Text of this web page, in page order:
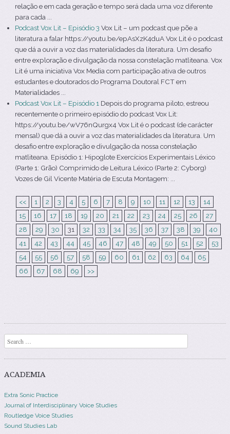
relação e em cada geração e tempo será dada uma voz diferente
para cada ...
Podcast Vox Lit – Episódio 3 Vox Lit – um podcast que põe a
literatura a falar https://youtu.be/epAsXzK4duA Vox Lit é o podcast
que dá a ouvir a voz das materialidades da literatura. Um desafio
entre exploração e divulgação da nossa constelação matliteana. Vox
Lit é uma iniciativa Vox Media com participação ativa de outros
estudantes e doutorados do Programa Doutoral FCT em
Materialidades ...
Podcast Vox Lit – Episódio 1 Depois do programa piloto, estreou
recentemente o primeiro episódio do podcast Vox Lit:
https://youtu.be/wV76nQurgx4 Vox Lit é o podcast (de carácter
mensal) que dá a ouvir a voz das materialidades da literatura. Um
desafio entre exploração e divulgação da nossa constelação
matliteana. Episódio 1: Hipoglote Exercícios Experimentais Léxico
(Parte 1: Grão) Comprimido de Leitura Léxico (Parte 2: Cyborg)
Vozes de Gil Vicente Matéria de Escuta Montagem: ...
<< 1 2 3 4 5 6 7 8 9 10 11 12 13
14
15
16 17 18 19 20 21 22 23 24 25 26
27
28
29 30 31 32 33 34 35 36 37 38 39
40
41
42 43 44 45 46 47 48 49 50 51 52
53
54
55 56 57 58 59 60 61 62 63 64
65
66
67 68 69 >>
Search
ACADEMIA
Extra Sonic Practice
Journal of Interdisciplinary Voice Studies
Routledge Voice Studies
Sound Studies Lab